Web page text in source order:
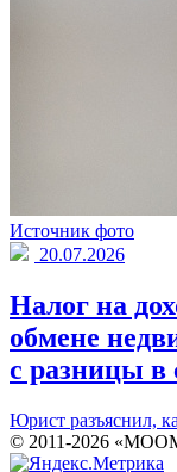
Источник фото
20.07.2026
Налог на
обмене
с разницы в
Юрист разъяснил,
© 2011-2026